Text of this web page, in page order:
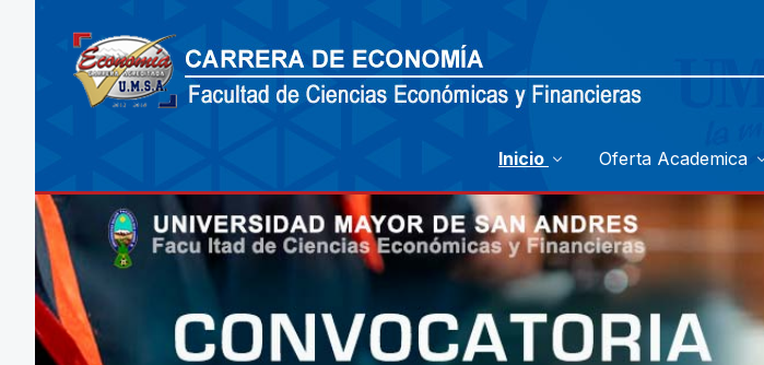
Inicio Oferta Academica